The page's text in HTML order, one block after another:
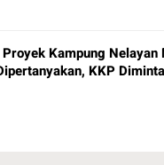
Kampung Nelayan
KKP